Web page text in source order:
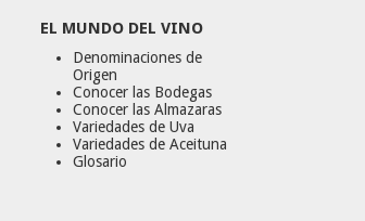
EL MUNDO DEL VINO
Denominaciones de
Origen
Conocer las Bodegas
Conocer las Almazaras
Variedades de Uva
Variedades de Aceituna
Glosario